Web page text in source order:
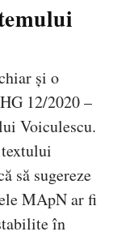
și o
12/2020 –
Voiculescu.
să sugereze
MApN ar fi
în